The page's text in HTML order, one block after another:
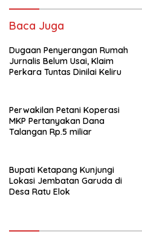
o
o
k
A
p
p
Baca Juga
Dugaan Penyerangan Rumah
Jurnalis Belum Usai, Klaim
Perkara Tuntas Dinilai Keliru
Perwakilan Petani Koperasi
MKP Pertanyakan Dana
Talangan Rp.5 miliar
Bupati Ketapang Kunjungi
Lokasi Jembatan Garuda di
Desa Ratu Elok